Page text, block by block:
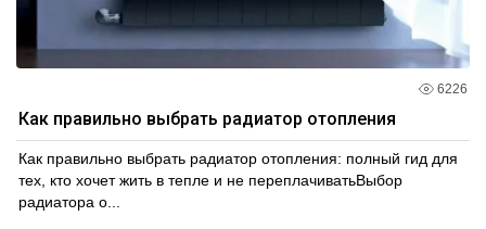
6226
Как правильно выбрать радиатор отопления
Как правильно выбрать радиатор отопления: полный гид для
тех, кто хочет жить в тепле и не переплачиватьВыбор
радиатора о...